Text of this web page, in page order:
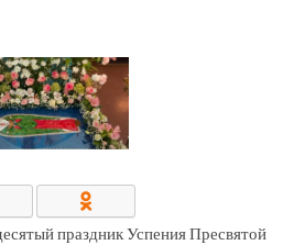
праздник Успения Пресвятой